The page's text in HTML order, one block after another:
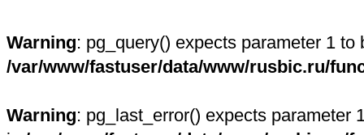
Warning: pg_query() expects parameter 1
/var/www/fastuser/data/www/rusbic.ru/
Warning: pg_last_error() expects parameter